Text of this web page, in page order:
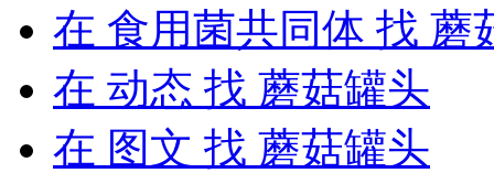
在 食用菌共同体 找 蘑
在 动态 找 蘑菇罐头
在 图文 找 蘑菇罐头